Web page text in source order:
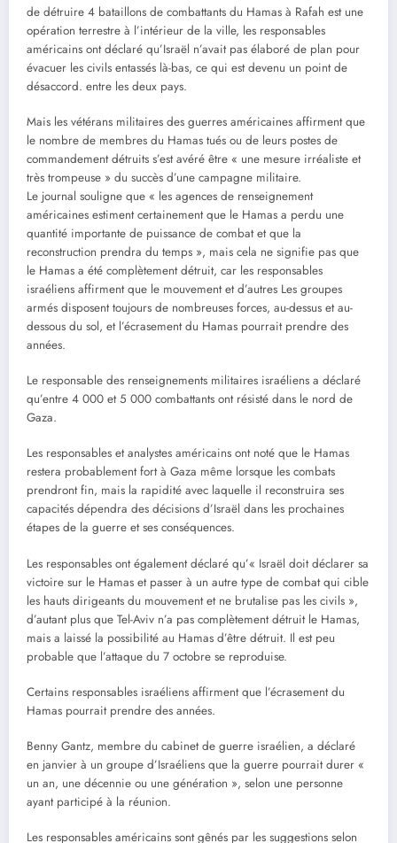
de détruire 4 bataillons de combattants du Hamas à Rafah est une
opération terrestre à l’intérieur de la ville, les responsables
américains ont déclaré qu’Israël n’avait pas élaboré de plan pour
évacuer les civils entassés là-bas, ce qui est devenu un point de
désaccord. entre les deux pays.
Mais les vétérans militaires des guerres américaines affirment que
le nombre de membres du Hamas tués ou de leurs postes de
commandement détruits s’est avéré être « une mesure irréaliste et
très trompeuse » du succès d’une campagne militaire.
Le journal souligne que « les agences de renseignement
américaines estiment certainement que le Hamas a perdu une
quantité importante de puissance de combat et que la
reconstruction prendra du temps », mais cela ne signifie pas que
le Hamas a été complètement détruit, car les responsables
israéliens affirment que le mouvement et d’autres Les groupes
armés disposent toujours de nombreuses forces, au-dessus et au-
dessous du sol, et l’écrasement du Hamas pourrait prendre des
années.
Le responsable des renseignements militaires israéliens a déclaré
qu’entre 4 000 et 5 000 combattants ont résisté dans le nord de
Gaza.
Les responsables et analystes américains ont noté que le Hamas
restera probablement fort à Gaza même lorsque les combats
prendront fin, mais la rapidité avec laquelle il reconstruira ses
capacités dépendra des décisions d’Israël dans les prochaines
étapes de la guerre et ses conséquences.
Les responsables ont également déclaré qu’« Israël doit déclarer sa
victoire sur le Hamas et passer à un autre type de combat qui cible
les hauts dirigeants du mouvement et ne brutalise pas les civils »,
d’autant plus que Tel-Aviv n’a pas complètement détruit le Hamas,
mais a laissé la possibilité au Hamas d’être détruit. Il est peu
probable que l’attaque du 7 octobre se reproduise.
Certains responsables israéliens affirment que l’écrasement du
Hamas pourrait prendre des années.
Benny Gantz, membre du cabinet de guerre israélien, a déclaré
en janvier à un groupe d’Israéliens que la guerre pourrait durer «
un an, une décennie ou une génération », selon une personne
ayant participé à la réunion.
Les responsables américains sont gênés par les suggestions selon